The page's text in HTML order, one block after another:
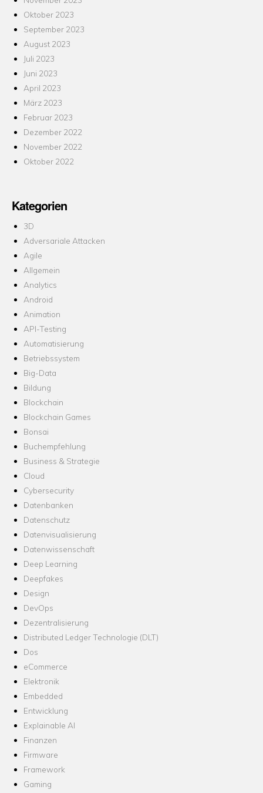
Oktober 2023
September 2023
August 2023
Juli 2023
Juni 2023
April 2023
März 2023
Februar 2023
Dezember 2022
November 2022
Oktober 2022
Kategorien
3D
Adversariale Attacken
Agile
Allgemein
Analytics
Android
Animation
API-Testing
Automatisierung
Betriebssystem
Big-Data
Bildung
Blockchain
Blockchain Games
Bonsai
Buchempfehlung
Business & Strategie
Cloud
Cybersecurity
Datenbanken
Datenschutz
Datenvisualisierung
Datenwissenschaft
Deep Learning
Deepfakes
Design
DevOps
Dezentralisierung
Distributed Ledger Technologie (DLT)
Dos
eCommerce
Elektronik
Embedded
Entwicklung
Explainable AI
Finanzen
Firmware
Framework
Gaming